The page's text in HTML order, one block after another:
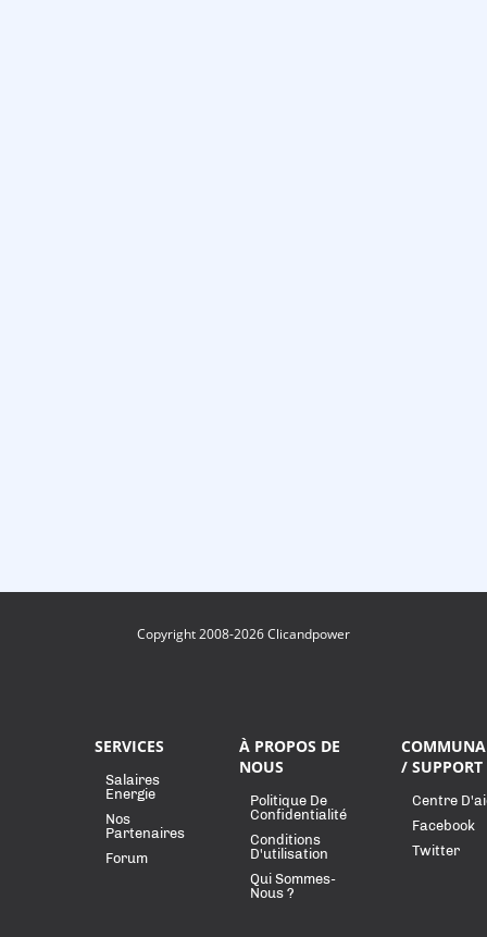
Copyright 2008-2026 Clicandpower
SERVICES
Salaires
Energie
Nos
Partenaires
Forum
À PROPOS DE
NOUS
Politique De
Confidentialité
Conditions
D'utilisation
Qui Sommes-
Nous ?
/ SUPPORT
Centre
Facebook
Twitter